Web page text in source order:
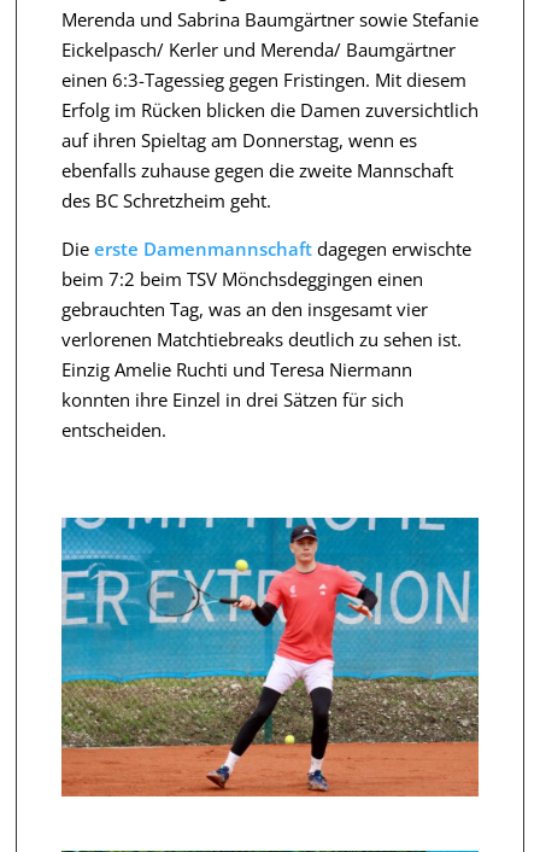
Merenda und Sabrina Baumgärtner sowie Stefanie
Eickelpasch/ Kerler und Merenda/ Baumgärtner
einen 6:3-Tagessieg gegen Fristingen. Mit diesem
Erfolg im Rücken blicken die Damen zuversichtlich
auf ihren Spieltag am Donnerstag, wenn es
ebenfalls zuhause gegen die zweite Mannschaft
des BC Schretzheim geht.
Die erste Damenmannschaftdagegen erwischte
beim 7:2 beim TSV Mönchsdeggingen einen
gebrauchten Tag, was an den insgesamt vier
verlorenen Matchtiebreaks deutlich zu sehen ist.
Einzig Amelie Ruchti und Teresa Niermann
konnten ihre Einzel in drei Sätzen für sich
entscheiden.